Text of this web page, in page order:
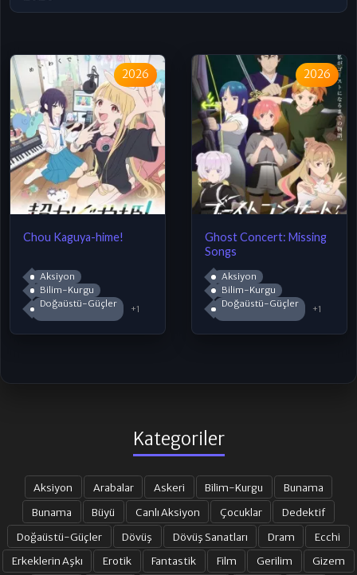
2026
Chou Kaguya-hime!
Aksiyon
Bilim-Kurgu
Doğaüstü-Güçler
+1
2026
Ghost Concert: Missing
Songs
Aksiyon
Bilim-Kurgu
Doğaüstü-Güçler
+1
Kategoriler
Aksiyon Arabalar Askeri Bilim-Kurgu
Bunama
Bunama
Büyü Canlı Aksiyon Çocuklar
Dedektif
Doğaüstü-Güçler
Dövüş Dövüş Sanatları Dram
Ecchi
Erkeklerin Aşkı
Erotik Fantastik Film Gerilim
Gizem